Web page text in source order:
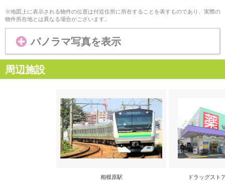
※地図上に表示される物件の位置は付近住所に所在することを表すものであり、実際の
物件所在地とは異なる場合がございます。
パノラマ写真を表示
周辺施設
相模原駅 ドラッグスト